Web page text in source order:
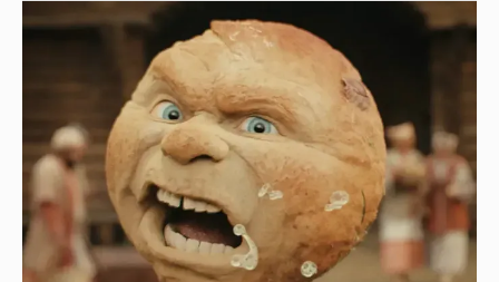
Нулевой рейтинг, мемы и "туалетный
юмор": в сети обсуждают провал "Колобка"